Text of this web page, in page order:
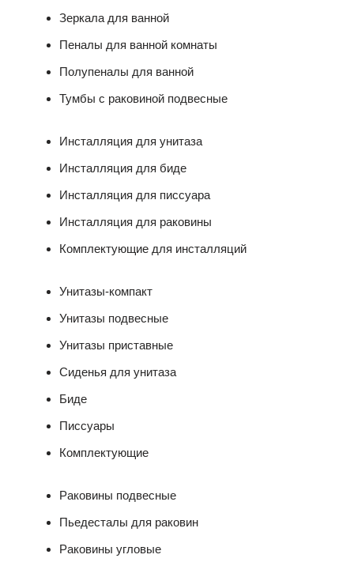
Зеркала для ванной
Пеналы для ванной комнаты
Полупеналы для ванной
Тумбы с раковиной подвесные
Инсталляция для унитаза
Инсталляция для биде
Инсталляция для писсуара
Инсталляция для раковины
Комплектующие для инсталляций
Унитазы-компакт
Унитазы подвесные
Унитазы приставные
Сиденья для унитаза
Биде
Писсуары
Комплектующие
Раковины подвесные
Пьедесталы для раковин
Раковины угловые